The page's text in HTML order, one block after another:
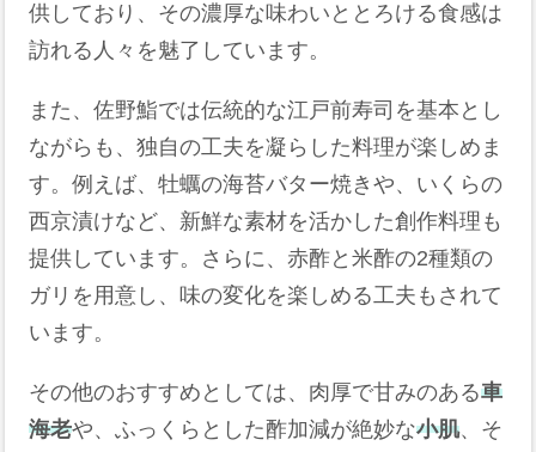
供しており、その濃厚な味わいととろける食感は
訪れる人々を魅了しています。
また、佐野鮨では伝統的な江戸前寿司を基本とし
ながらも、独自の工夫を凝らした料理が楽しめま
す。例えば、牡蠣の海苔バター焼きや、いくらの
西京漬けなど、新鮮な素材を活かした創作料理も
提供しています。さらに、赤酢と米酢の2種類の
ガリを用意し、味の変化を楽しめる工夫もされて
います。
その他のおすすめとしては、肉厚で甘みのある車
海老や、ふっくらとした酢加減が絶妙な小肌、そ